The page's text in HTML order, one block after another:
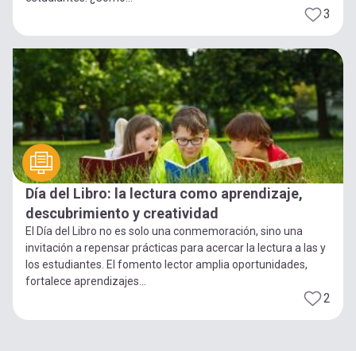
3
Día del Libro: la lectura como aprendizaje,
descubrimiento y creatividad
El Día del Libro no es solo una conmemoración, sino una
invitación a repensar prácticas para acercar la lectura a las y
los estudiantes. El fomento lector amplia oportunidades,
fortalece aprendizajes...
2